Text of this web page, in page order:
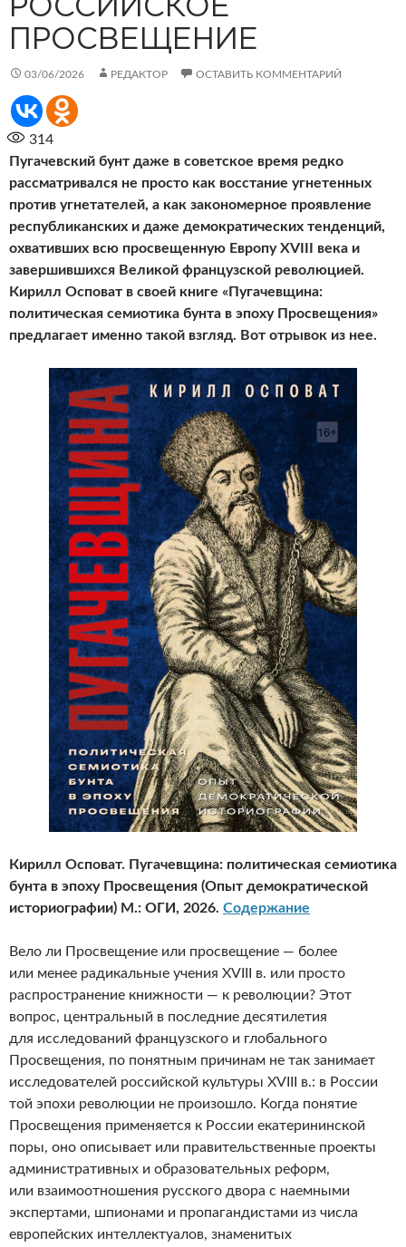
ПРОСВЕЩЕНИЕ
03/06/2026 РЕДАКТОР ОСТАВИТЬ КОММЕНТАРИЙ
314
Пугачевский бунт даже в советское время редко
рассматривался не просто как восстание угнетенных
против угнетателей, а как закономерное проявление
республиканских и даже демократических тенденций,
охвативших всю просвещенную Европу XVIII века и
завершившихся Великой французской революцией.
Кирилл Осповат в своей книге «Пугачевщина:
политическая семиотика бунта в эпоху Просвещения»
предлагает именно такой взгляд. Вот отрывок из нее.
Кирилл Осповат. Пугачевщина: политическая семиотика
бунта в эпоху Просвещения (Опыт демократической
историографии) М.: ОГИ, 2026. Содержание
Вело ли Просвещение или просвещение — более
или менее радикальные учения XVIII в. или просто
распространение книжности — к революции? Этот
вопрос, центральный в последние десятилетия
для исследований французского и глобального
Просвещения, по понятным причинам не так занимает
исследователей российской культуры XVIII в.: в России
той эпохи революции не произошло. Когда понятие
Просвещения применяется к России екатерининской
поры, оно описывает или правительственные проекты
административных и образовательных реформ,
или взаимоотношения русского двора с наемными
экспертами, шпионами и пропагандистами из числа
европейских интеллектуалов, знаменитых